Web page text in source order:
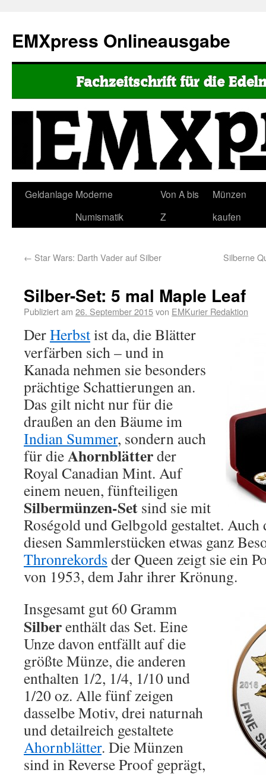
EMXpress Onlineausgabe
Geldanlage Moderne
Numismatik
Von A bis
Z
Münzen
kaufen
← Star Wars: Darth Vader auf Silber Silberne
Silber-Set: 5 mal Maple Leaf
Publiziert am 26. September 2015von EMKurier Redaktion
DerHerbstist da, die Blätter
verfärben sich – und in
Kanada nehmen sie besonders
prächtige Schattierungen an.
Das gilt nicht nur für die
draußen an den Bäume im
Indian Summer, sondern auch
für dieAhornblätterder
Royal Canadian Mint. Auf
einem neuen, fünfteiligen
Silbermünzen-Set sind sie mit
Roségold und Gelbgold gestaltet. Auch
diesen Sammlerstücken etwas ganz
Thronrekords der Queen zeigt sie ein
von 1953, dem Jahr ihrer Krönung.
Insgesamt gut 60 Gramm
Silberenthält das Set. Eine
Unze davon entfällt auf die
größte Münze, die anderen
enthalten 1/2, 1/4, 1/10 und
1/20 oz. Alle fünf zeigen
dasselbe Motiv, drei naturnah
und detailreich gestaltete
Ahornblätter. Die Münzen
sind in Reverse Proof geprägt,